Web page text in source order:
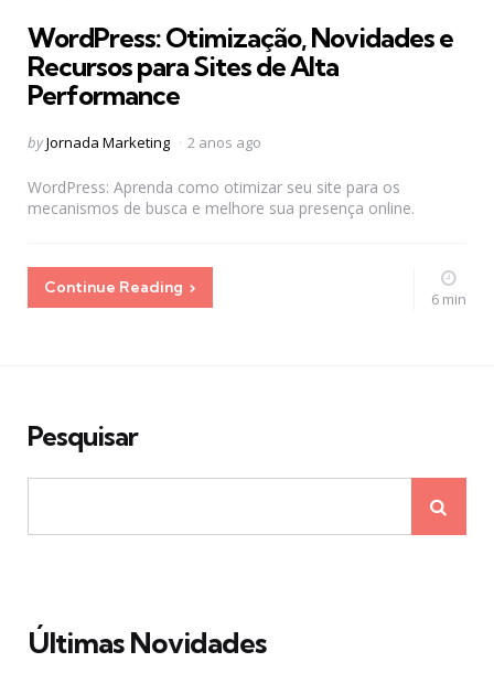
WordPress: Otimização, Novidades e
Recursos para Sites de Alta
Performance
Posted
byJornada Marketing 2 anos ago
WordPress: Aprenda como otimizar seu site para os
mecanismos de busca e melhore sua presença online.
Continue Reading
6 min
Pesquisar
Últimas Novidades